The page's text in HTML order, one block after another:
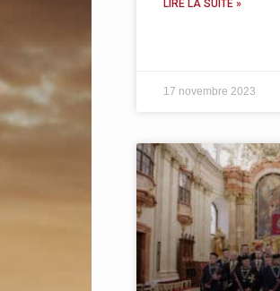
LIRE LA SUITE »
17 novembre 2023